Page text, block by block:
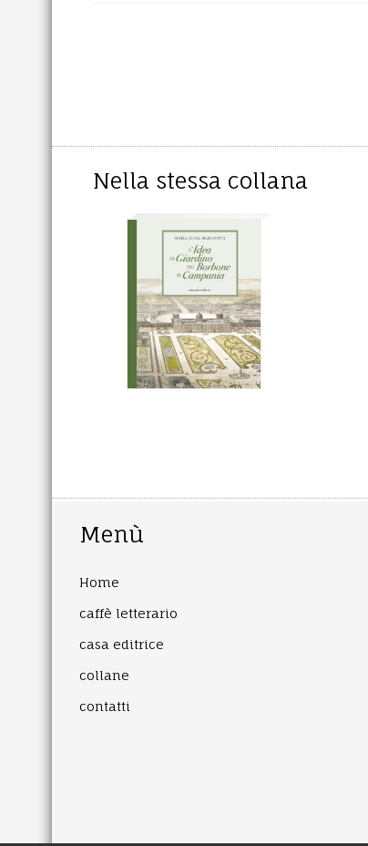
Nella stessa collana
Menù
Home
caffè letterario
casa editrice
collane
contatti